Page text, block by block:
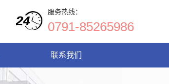
服务热线：
0791-85265986
联系我们